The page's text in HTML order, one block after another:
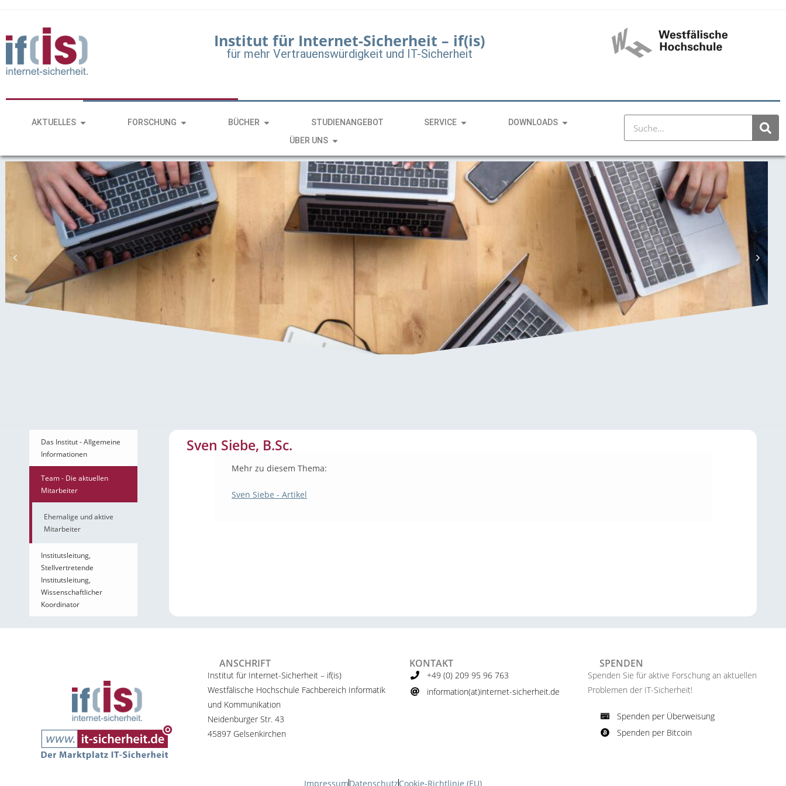
Institut für Internet-Sicherheit – if(is)
für mehr Vertrauenswürdigkeit und IT-Sicherheit
AKTUELLES FORSCHUNG BÜCHER STUDIENANGEBOT SERVICE
DOWNLOADS
ÜBER UNS
Das Institut - Allgemeine
Informationen
Team - Die aktuellen
Mitarbeiter
Ehemalige und aktive
Mitarbeiter
Institutsleitung,
Stellvertretende
Institutsleitung,
Wissenschaftlicher
Koordinator
Sven Siebe, B.Sc.
Mehr zu diesem Thema:
Sven Siebe - Artikel
ANSCHRIFT
Institut für Internet-Sicherheit – if(is)
Westfälische Hochschule Fachbereich Informatik
und Kommunikation
Neidenburger Str. 43
45897 Gelsenkirchen
KONTAKT
+49 (0) 209 95 96 763
information(at)internet-sicherheit.de ​
SPENDEN
Spenden Sie für aktive Forschung an aktuellen
Problemen der IT-Sicherheit!​
Spenden per Überweisung​
Spenden per Bitcoin​
ImpressumDatenschutzCookie-Richtlinie (EU)